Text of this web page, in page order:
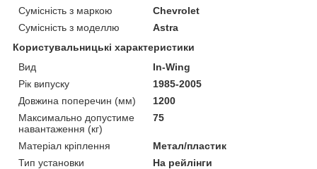
Сумісність з маркою
Chevrolet
Сумісність з моделлю
Astra
Користувальницькі характеристики
Вид
In-Wing
Рік випуску
1985-2005
Довжина поперечин (мм)
1200
Максимально допустиме
навантаження (кг)
75
Матеріал кріплення
Метал/пластик
Тип установки
На рейлінги